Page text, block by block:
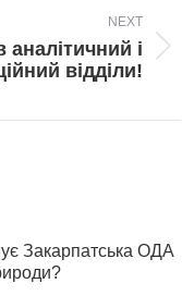
NEXT
і
відділи!
Закарпатська ОДА